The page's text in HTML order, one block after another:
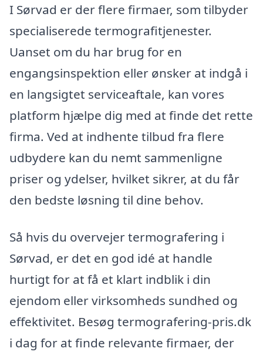
I Sørvad er der flere firmaer, som tilbyder
specialiserede termografitjenester.
Uanset om du har brug for en
engangsinspektion eller ønsker at indgå i
en langsigtet serviceaftale, kan vores
platform hjælpe dig med at finde det rette
firma. Ved at indhente tilbud fra flere
udbydere kan du nemt sammenligne
priser og ydelser, hvilket sikrer, at du får
den bedste løsning til dine behov.
Så hvis du overvejer termografering i
Sørvad, er det en god idé at handle
hurtigt for at få et klart indblik i din
ejendom eller virksomheds sundhed og
effektivitet. Besøg termografering-pris.dk
i dag for at finde relevante firmaer, der